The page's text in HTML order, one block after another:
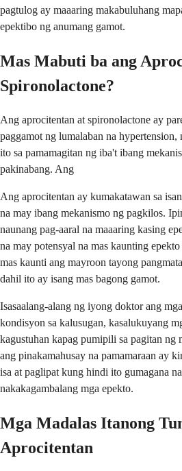
pagtulog ay maaaring makabuluhang
epektibo ng anumang gamot.
Mas Mabuti ba ang
Spironolactone?
Ang aprocitentan at spironolactone ay
paggamot ng lumalaban na hypertension,
ito sa pamamagitan ng iba't ibang
pakinabang. Ang
Ang aprocitentan ay kumakatawan sa
na may ibang mekanismo ng pagkilos.
naunang pag-aaral na maaaring kasing
na may potensyal na mas kaunting
mas kaunti ang mayroon tayong
dahil ito ay isang mas bagong gamot.
Isasaalang-alang ng iyong doktor ang
kondisyon sa kalusugan, kasalukuyang
kagustuhan kapag pumipili sa pagitan ng
ang pinakamahusay na pamamaraan ay
isa at paglipat kung hindi ito gumagana
nakakagambalang mga epekto.
Mga Madalas Itanong
Aprocitentan